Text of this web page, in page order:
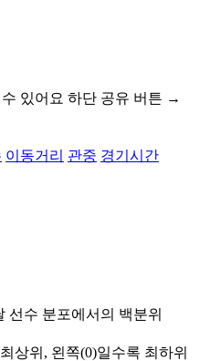
있어요 하단 공유 버튼 →
이동거리 관중 경기시간
선수 분포에서의 백분위
상위, 왼쪽(0)일수록 최하위